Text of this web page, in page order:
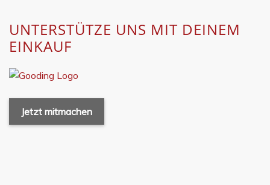
UNTERSTÜTZE UNS MIT DEINEM
EINKAUF
Jetzt mitmachen